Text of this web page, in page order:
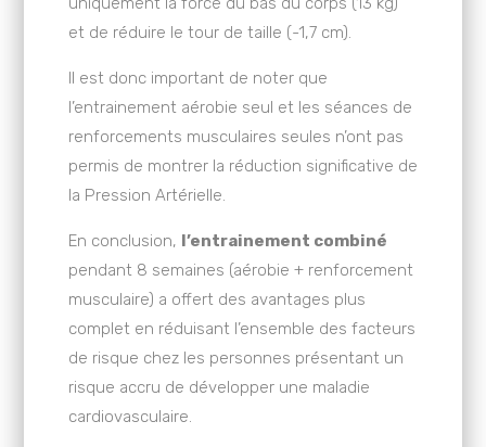
et de réduire le tour de taille (-1,7 cm).
Il est donc important de noter que
l’entrainement aérobie seul et les séances de
renforcements musculaires seules n’ont pas
permis de montrer la réduction significative de
la Pression Artérielle.
En conclusion, l’entrainement combiné
pendant 8 semaines (aérobie + renforcement
musculaire) a offert des avantages plus
complet en réduisant l’ensemble des facteurs
de risque chez les personnes présentant un
risque accru de développer une maladie
cardiovasculaire.